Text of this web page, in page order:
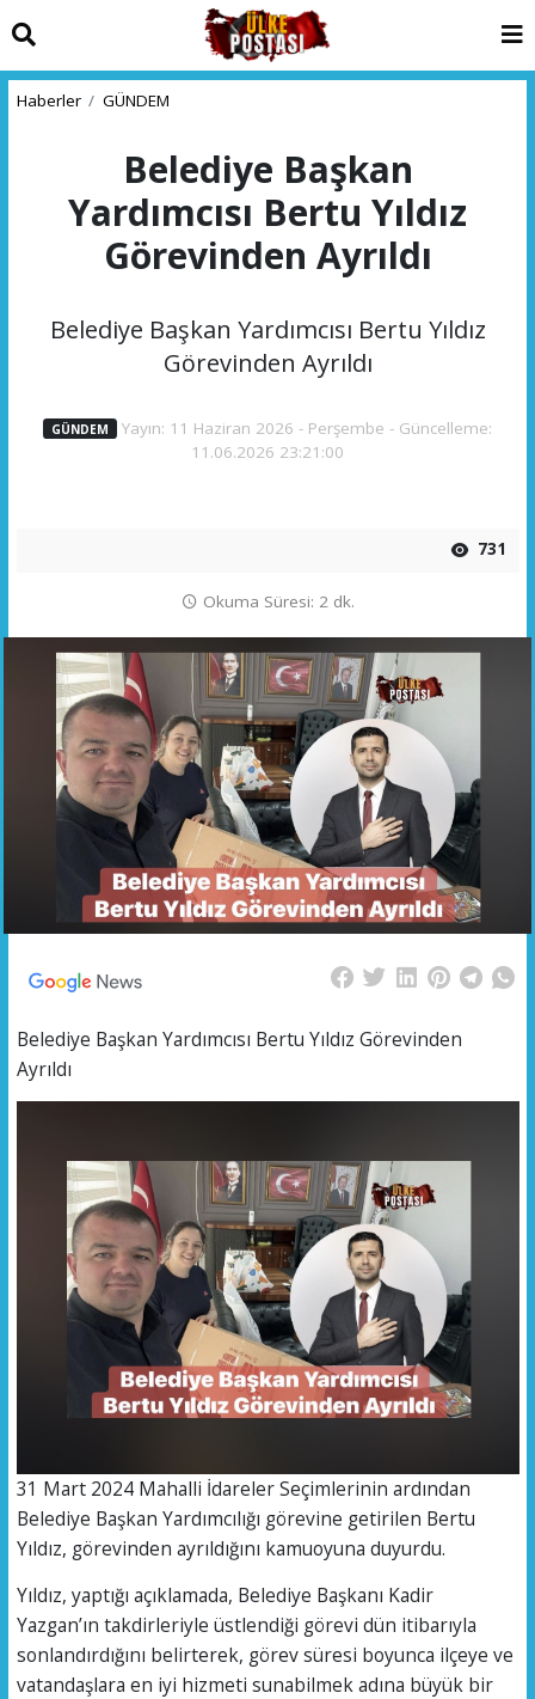
Haberler GÜNDEM
Belediye Başkan
Yardımcısı Bertu Yıldız
Görevinden Ayrıldı
Belediye Başkan Yardımcısı Bertu Yıldız
Görevinden Ayrıldı
GÜNDEM Yayın: 11 Haziran 2026 - Perşembe - Güncelleme:
11.06.2026 23:21:00
731
Okuma Süresi: 2 dk.
Belediye Başkan Yardımcısı Bertu Yıldız Görevinden
Ayrıldı
31 Mart 2024 Mahalli İdareler Seçimlerinin ardından
Belediye Başkan Yardımcılığı görevine getirilen Bertu
Yıldız, görevinden ayrıldığını kamuoyuna duyurdu.
Yıldız, yaptığı açıklamada, Belediye Başkanı Kadir
Yazgan’ın takdirleriyle üstlendiği görevi dün itibarıyla
sonlandırdığını belirterek, görev süresi boyunca ilçeye ve
vatandaşlara en iyi hizmeti sunabilmek adına büyük bir